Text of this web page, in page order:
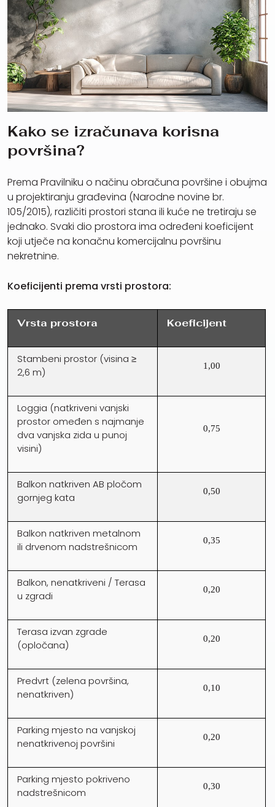
Kako se izračunava korisna
površina?
Prema Pravilniku o načinu obračuna površine i obujma
u projektiranju građevina (Narodne novine br.
105/2015), različiti prostori stana ili kuće ne tretiraju se
jednako. Svaki dio prostora ima određeni koeficijent
koji utječe na konačnu komercijalnu površinu
nekretnine.
Koeficijenti prema vrsti prostora:
Vrsta prostora Koeficijent
Stambeni prostor (visina ≥
2,6 m)
1,00
Loggia (natkriveni vanjski
prostor omeđen s najmanje
dva vanjska zida u punoj
visini)
0,75
Balkon natkriven AB pločom
gornjeg kata
0,50
Balkon natkriven metalnom
ili drvenom nadstrešnicom
0,35
Balkon, nenatkriveni / Terasa
u zgradi
0,20
Terasa izvan zgrade
(opločana)
0,20
Predvrt (zelena površina,
nenatkriven)
0,10
Parking mjesto na vanjskoj
nenatkrivenoj površini
0,20
Parking mjesto pokriveno
nadstrešnicom
0,30